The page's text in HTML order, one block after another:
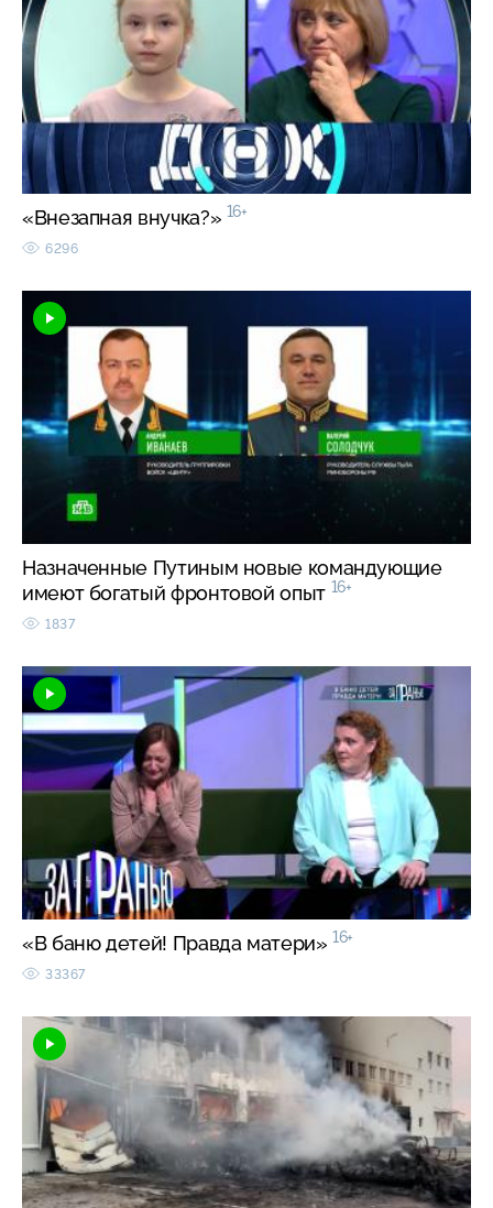
«Внезапная внучка?» 16+
6296
Назначенные Путиным новые командующие
имеют богатый фронтовой опыт 16+
1837
«В баню детей! Правда матери» 16+
33367